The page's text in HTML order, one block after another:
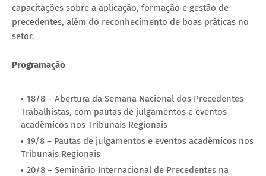
capacitações sobre a aplicação, formação e gestão de
precedentes, além do reconhecimento de boas práticas no
setor.
Programação
18/8 – Abertura da Semana Nacional dos Precedentes
Trabalhistas, com pautas de julgamentos e eventos
acadêmicos nos Tribunais Regionais
19/8 – Pautas de julgamentos e eventos acadêmicos nos
Tribunais Regionais
20/8 – Seminário Internacional de Precedentes na